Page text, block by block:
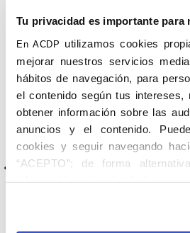
Tu privacidad es importante para
En ACDP utilizamos cookies
mejorar nuestros servicios
hábitos de navegación, para
el contenido según tus intereses,
obtener información sobre las
anuncios y el contenido.
cookies y seguir navegando
“ACEPTO”; de forma
información más detallada y
en el botón "Personalizar". Para
25 de noviembre de 2020
Intervención de los propagandistas
Carmen Fernández de la Cigoña en
y Vida Pública y sobre la campaña ‘
https://www.radiomariapodcast.es/
Anterior